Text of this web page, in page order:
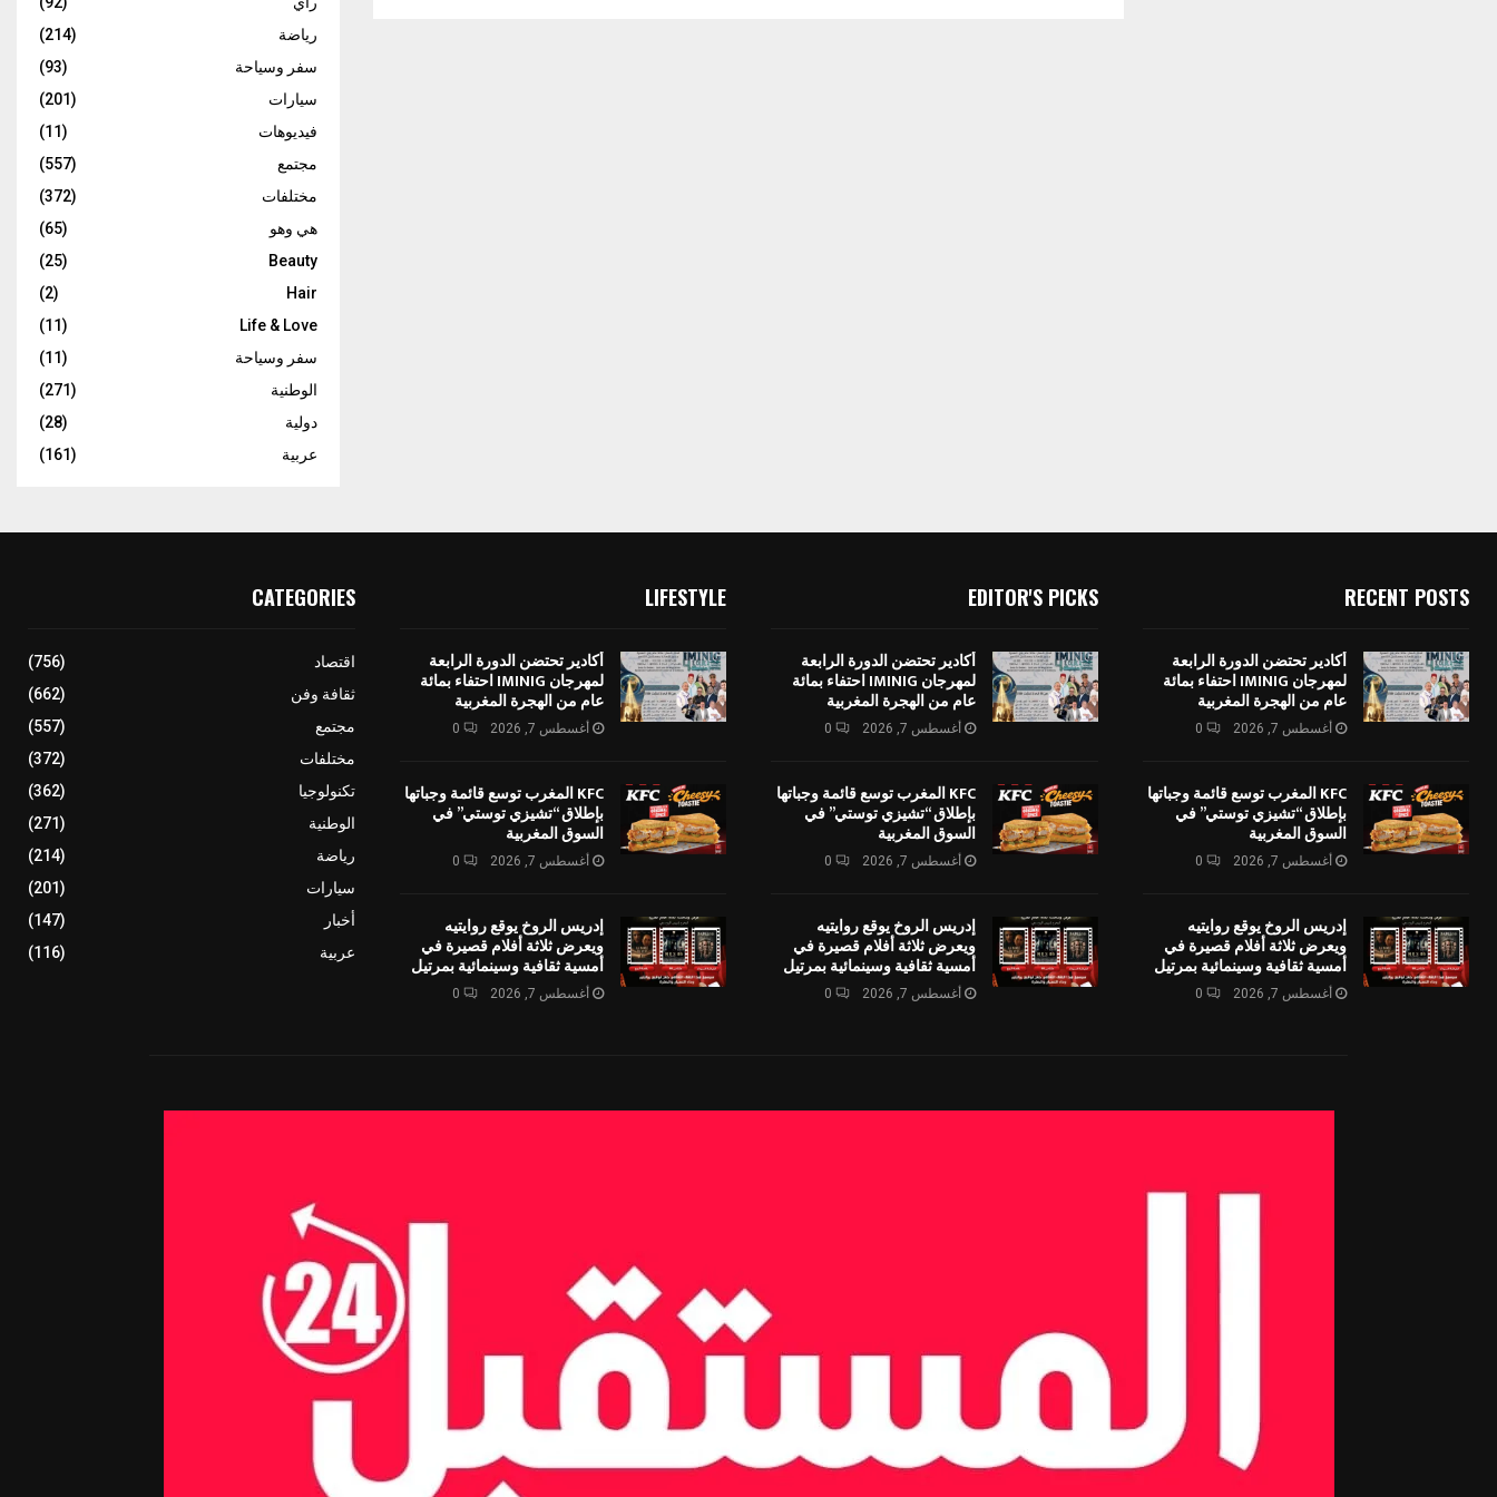
رياضة
(214)
سفر وسياحة
(93)
سيارات
(201)
فيديوهات
(11)
مجتمع
(557)
مختلفات
(372)
هي وهو
(65)
Beauty
(25)
Hair
(2)
Life & Love
(11)
سفر وسياحة
(11)
الوطنية
(271)
دولية
(28)
عربية
(161)
RECENT POSTS
أكادير تحتضن الدورة الرابعة
لمهرجان IMINIG احتفاء بمائة
عام من الهجرة المغربية
أغسطس 7, 2026 0
KFC المغرب توسع قائمة وجباتها
بإطلاق “تشيزي توستي” في
السوق المغربية
أغسطس 7, 2026 0
إدريس الروخ يوقع روايتيه
ويعرض ثلاثة أفلام قصيرة في
أمسية ثقافية وسينمائية بمرتيل
أغسطس 7, 2026 0
EDITOR'S PICKS
أكادير تحتضن الدورة الرابعة
لمهرجان IMINIG احتفاء بمائة
عام من الهجرة المغربية
أغسطس 7, 2026 0
KFC المغرب توسع قائمة وجباتها
بإطلاق “تشيزي توستي” في
السوق المغربية
أغسطس 7, 2026 0
إدريس الروخ يوقع روايتيه
ويعرض ثلاثة أفلام قصيرة في
أمسية ثقافية وسينمائية بمرتيل
أغسطس 7, 2026 0
LIFESTYLE
أكادير تحتضن الدورة الرابعة
لمهرجان IMINIG احتفاء بمائة
عام من الهجرة المغربية
أغسطس 7, 2026 0
KFC المغرب توسع قائمة وجباتها
بإطلاق “تشيزي توستي” في
السوق المغربية
أغسطس 7, 2026 0
إدريس الروخ يوقع روايتيه
ويعرض ثلاثة أفلام قصيرة في
أمسية ثقافية وسينمائية بمرتيل
أغسطس 7, 2026 0
CATEGORIES
اقتصاد
(756)
ثقافة وفن
(662)
مجتمع
(557)
مختلفات
(372)
تكنولوجيا
(362)
الوطنية
(271)
رياضة
(214)
سيارات
(201)
أخبار
(147)
عربية
(116)